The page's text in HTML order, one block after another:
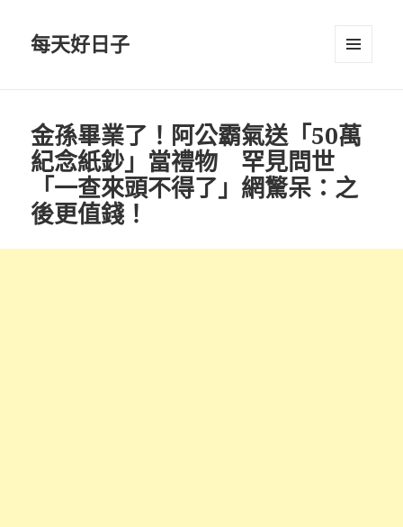
每天好日子
金孫畢業了！阿公霸氣送「50萬
紀念紙鈔」當禮物 罕見問世
「一查來頭不得了」網驚呆：之
後更值錢！